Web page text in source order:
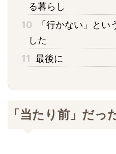
る暮らし
10
「行かない」とい
した
11 最後に
「当たり前」だっ